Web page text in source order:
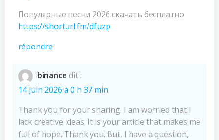
Популярные песни 2026 скачать бесплатно
https://shorturl.fm/dfuzp
répondre
binance dit :
14 juin 2026 à 0 h 37 min
Thank you for your sharing. I am worried that I
lack creative ideas. It is your article that makes me
full of hope. Thank you. But, I have a question,